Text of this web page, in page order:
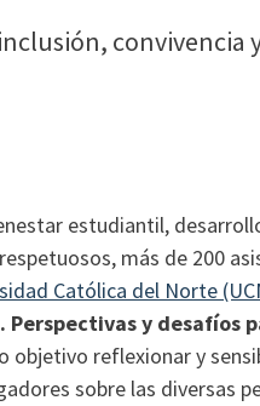
convivencia
estudiantil,
más de 200
Católica del Norte
Perspectivas y desafíos
objetivo reflexionar y
sobre las diversas